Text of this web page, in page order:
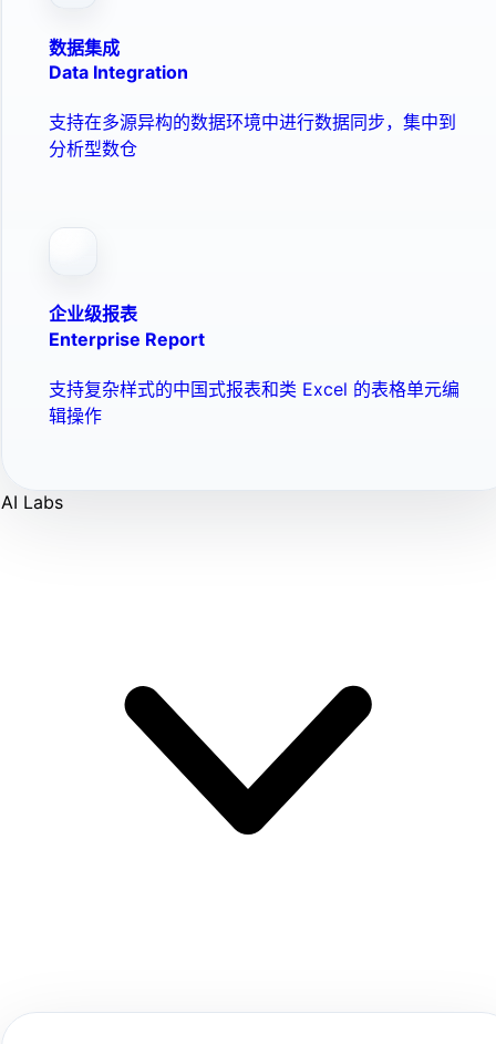
数据集成
Data Integration
支持在多源异构的数据环境中进行数据同步，集中到
分析型数仓
企业级报表
Enterprise Report
支持复杂样式的中国式报表和类 Excel 的表格单元编
辑操作
AI Labs